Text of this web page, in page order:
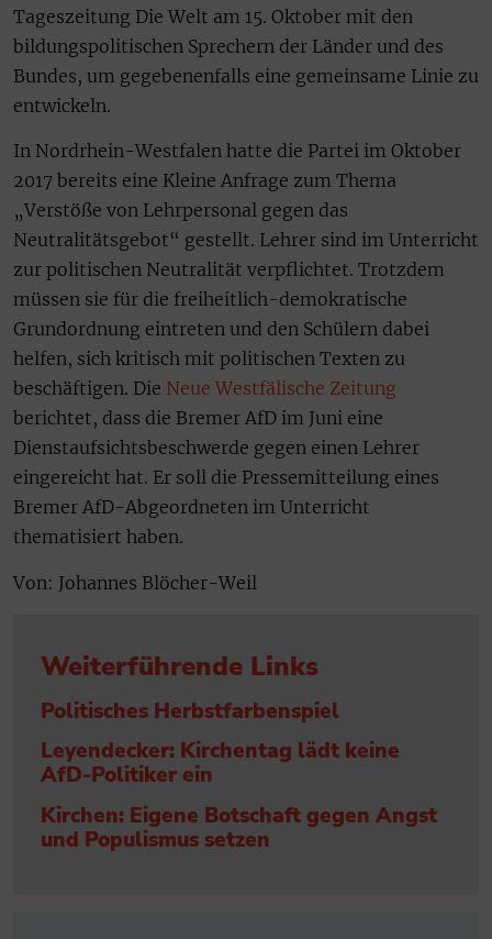
Tageszeitung Die Welt am 15. Oktober mit den
bildungspolitischen Sprechern der Länder und des
Bundes, um gegebenenfalls eine gemeinsame Linie zu
entwickeln.
In Nordrhein-Westfalen hatte die Partei im Oktober
2017 bereits eine Kleine Anfrage zum Thema
„Verstöße von Lehrpersonal gegen das
Neutralitätsgebot“ gestellt. Lehrer sind im Unterricht
zur politischen Neutralität verpflichtet. Trotzdem
müssen sie für die freiheitlich-demokratische
Grundordnung eintreten und den Schülern dabei
helfen, sich kritisch mit politischen Texten zu
beschäftigen. Die Neue Westfälische Zeitung
berichtet, dass die Bremer AfD im Juni eine
Dienstaufsichtsbeschwerde gegen einen Lehrer
eingereicht hat. Er soll die Pressemitteilung eines
Bremer AfD-Abgeordneten im Unterricht
thematisiert haben.
Von: Johannes Blöcher-Weil
Weiterführende Links
Politisches Herbstfarbenspiel
Leyendecker: Kirchentag lädt keine
AfD-Politiker ein
Kirchen: Eigene Botschaft gegen Angst
und Populismus setzen